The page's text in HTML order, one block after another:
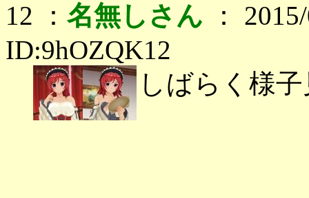
12 ： 名無しさん ：
ID:9hOZQK12
しばらく様